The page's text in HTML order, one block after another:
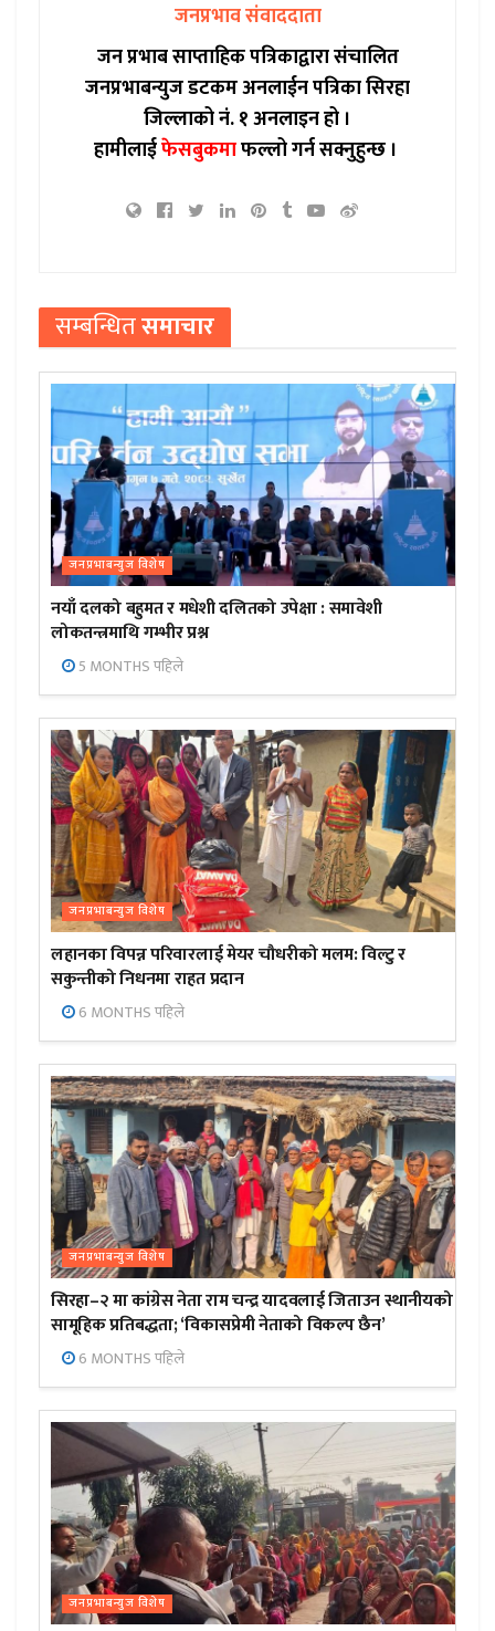
जनप्रभाव संवाददाता
जन प्रभाब साप्ताहिक पत्रिकाद्वारा संचालित
जनप्रभाबन्युज डटकम अनलाईन पत्रिका सिरहा
जिल्लाको नं. १ अनलाइन हो ।
हामीलाईफेसबुकमाफल्लो गर्न सक्नुहुन्छ ।
सम्बन्धितसमाचार
जनप्रभाबन्युज विशेष
नयाँ दलको बहुमत र मधेशी दलितको उपेक्षा : समावेशी
लोकतन्त्रमाथि गम्भीर प्रश्न
5 MONTHS पहिले
जनप्रभाबन्युज विशेष
लहानका विपन्न परिवारलाई मेयर चौधरीको मलम: विल्टु र
सकुन्तीको निधनमा राहत प्रदान
6 MONTHS पहिले
जनप्रभाबन्युज विशेष
सिरहा–२ मा कांग्रेस नेता राम चन्द्र यादवलाई जिताउन स्थानीयको
सामूहिक प्रतिबद्धता; ‘विकासप्रेमी नेताको विकल्प छैन’
6 MONTHS पहिले
जनप्रभाबन्युज विशेष